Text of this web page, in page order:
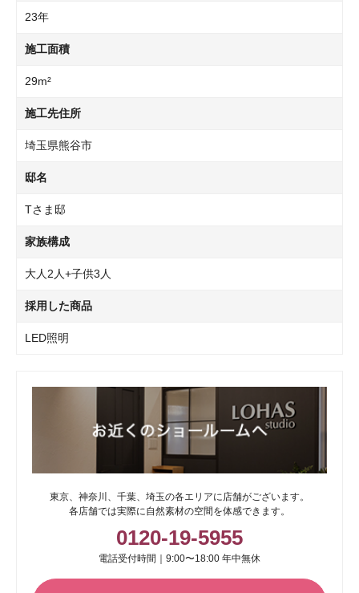
23年
施工面積
29m²
施工先住所
埼玉県熊谷市
邸名
Tさま邸
家族構成
大人2人+子供3人
採用した商品
LED照明
東京、神奈川、千葉、埼玉の各エリアに店舗がございます。
各店舗では実際に自然素材の空間を体感できます。
0120-19-5955
電話受付時間｜9:00〜18:00 年中無休